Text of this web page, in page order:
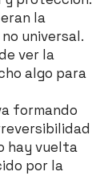
la
universal.
ver la
algo para
formando
hay vuelta
por la